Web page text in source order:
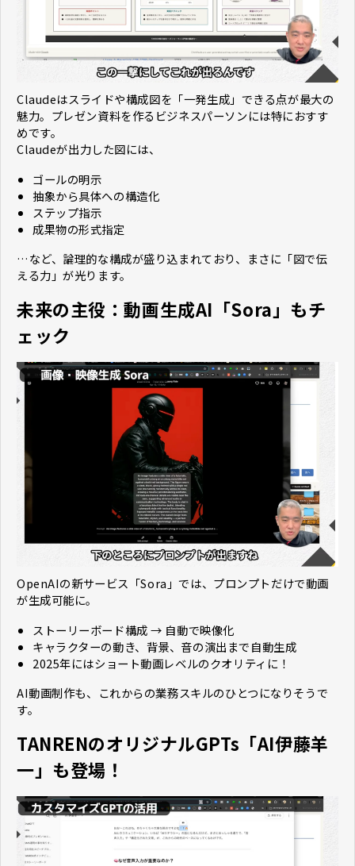
Claudeはスライドや構成図を「一発生成」できる点が最大の
魅力。プレゼン資料を作るビジネスパーソンには特におすす
めです。
Claudeが出力した図には、
ゴールの明示
抽象から具体への構造化
ステップ指示
成果物の形式指定
…など、論理的な構成が盛り込まれており、まさに「図で伝
える力」が光ります。
未来の主役：動画生成AI「Sora」もチ
ェック
OpenAIの新サービス「Sora」では、プロンプトだけで動画
が生成可能に。
ストーリーボード構成 → 自動で映像化
キャラクターの動き、背景、音の演出まで自動生成
2025年にはショート動画レベルのクオリティに！
AI動画制作も、これからの業務スキルのひとつになりそうで
す。
TANRENのオリジナルGPTs「AI伊藤羊
一」も登場！